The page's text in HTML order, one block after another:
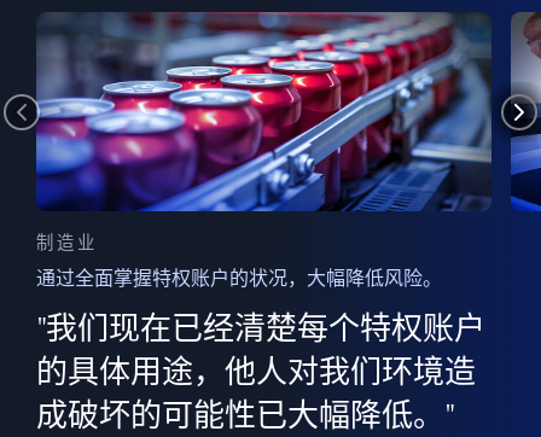
制造业
通过全面掌握特权账户的状况，大幅降低风险。
"我们现在已经清楚每个特权账户
的具体用途，他人对我们环境造
成破坏的可能性已大幅降低。"